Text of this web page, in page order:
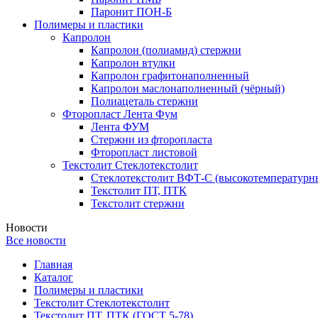
Паронит ПОН-Б
Полимеры и пластики
Капролон
Капролон (полиамид) стержни
Капролон втулки
Капролон графитонаполненный
Капролон маслонаполненный (чёрный)
Полиацеталь стержни
Фторопласт Лента Фум
Лента ФУМ
Стержни из фторопласта
Фторопласт листовой
Текстолит Стеклотекстолит
Стеклотекстолит ВФТ-С
Текстолит ПТ, ПТК
Текстолит стержни
Новости
Все новости
Главная
Каталог
Полимеры и пластики
Текстолит Стеклотекстолит
Текстолит ПТ, ПТК (ГОСТ 5-78)